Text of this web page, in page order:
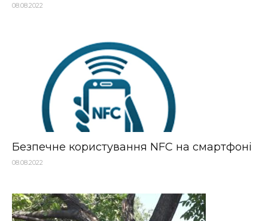
08.08.2022
Безпечне користування NFC на смартфоні
08.08.2022